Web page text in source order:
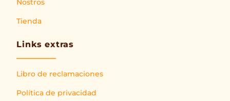
Nostros
Tienda
Links extras
Libro de reclamaciones
Política de privacidad